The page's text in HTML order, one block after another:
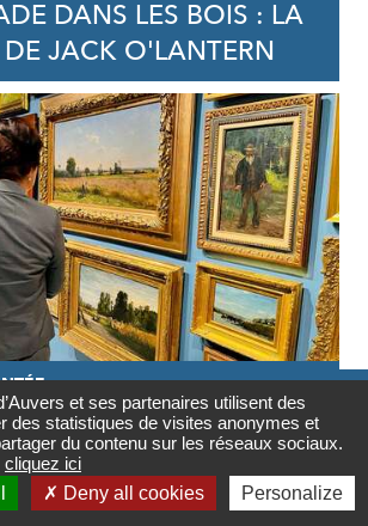
Contact

Newsletter
DANS LES BOIS : LA
DE JACK O'LANTERN
DE L'EXPOSITION |
INFLUENCEUR
et ses partenaires utilisent des
des statistiques de visites anonymes et
du contenu sur les réseaux sociaux.
cliquez ici
Deny all cookies Personalize